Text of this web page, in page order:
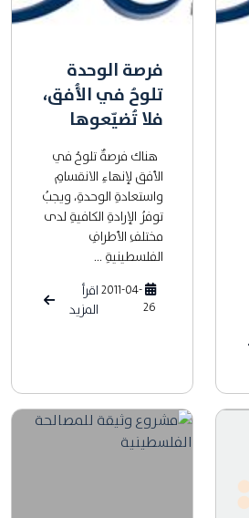
فرصة الوحدة
تلوحُ في الأُفق،
فلا تُضيّعوها
هناك فرصةٌ تلوحُ في
الأفق لإنهاءِ الانقسامِ
واستعادةِ الوحدةِ، ويجبُ
توفرُ الإرادةِ الكافيةِ لدى
مختلفِ الأطرافِ
الفلسطينيةِ ...
2011-04-
26
اقرأ
المزيد